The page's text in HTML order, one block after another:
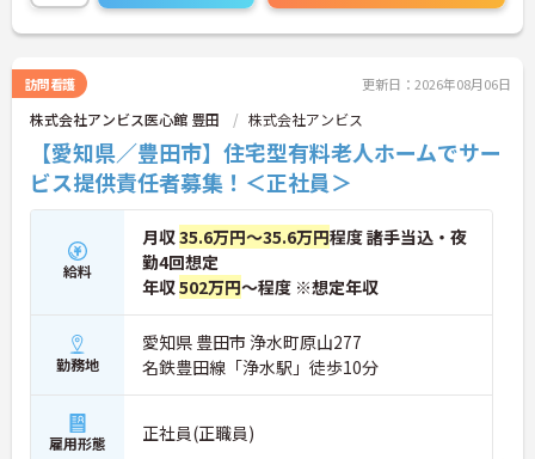
任者の経験がなくスタートされた方も多数いらっし
ゃいます。
に詳細をお話しいたしますのでお気軽にご相談くだ
さい！
訪問看護 更新日：2026年08月06日
株式会社アンビス医心館 豊田 株式会社アンビス
【愛知県／豊田市】住宅型有料老人ホームでサー
ビス提供責任者募集！＜正社員＞
給料
月収35.6万円～35.6万円程度 諸手当込・夜
勤4回想定
年収502万円～程度 ※想定年収
勤務地
愛知県 豊田市 浄水町原山277
名鉄豊田線「浄水駅」徒歩10分
雇用形態 正社員(正職員)